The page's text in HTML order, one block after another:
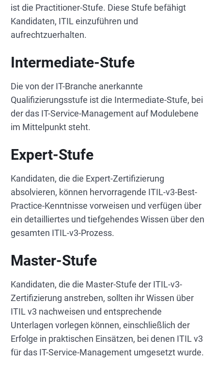
ist die Practitioner-Stufe. Diese Stufe befähigt
Kandidaten, ITIL einzuführen und
aufrechtzuerhalten.
Intermediate-Stufe
Die von der IT-Branche anerkannte
Qualifizierungsstufe ist die Intermediate-Stufe, bei
der das IT-Service-Management auf Modulebene
im Mittelpunkt steht.
Expert-Stufe
Kandidaten, die die Expert-Zertifizierung
absolvieren, können hervorragende ITIL-v3-Best-
Practice-Kenntnisse vorweisen und verfügen über
ein detailliertes und tiefgehendes Wissen über den
gesamten ITIL-v3-Prozess.
Master-Stufe
Kandidaten, die die Master-Stufe der ITIL-v3-
Zertifizierung anstreben, sollten ihr Wissen über
ITIL v3 nachweisen und entsprechende
Unterlagen vorlegen können, einschließlich der
Erfolge in praktischen Einsätzen, bei denen ITIL v3
für das IT-Service-Management umgesetzt wurde.